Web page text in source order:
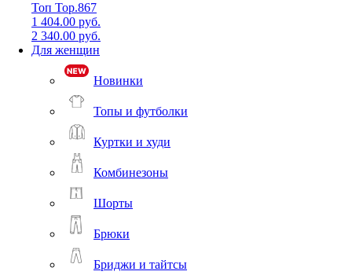
Топ Top.867
1 404.00 руб.
2 340.00 руб.
Для женщин
Новинки
Топы и футболки
Куртки и худи
Комбинезоны
Шорты
Брюки
Бриджи и тайтсы